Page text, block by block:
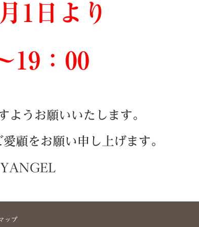
1日より
19：00
ようお願いいたします。
顧をお願い申し上げます。
ップ